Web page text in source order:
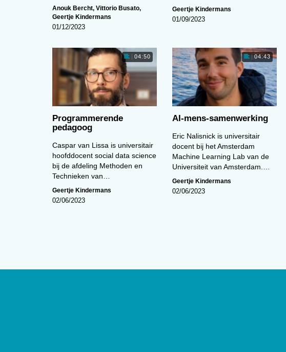
Anouk Bercht, Vittorio Busato,
Geertje Kindermans
01/12/2023
Geertje Kindermans
01/09/2023
04:50
Programmerende
pedagoog
Caspar van Lissa is universitair
hoofddocent social data science
bij de afdeling Methoden en
Technieken van…
Geertje Kindermans
02/06/2023
04:43
AI-mens-samenwerking
Eric Nalisnick is universitair
docent bij het Amsterdam
Machine Learning Lab van de
Universiteit van Amsterdam.…
Geertje Kindermans
02/06/2023